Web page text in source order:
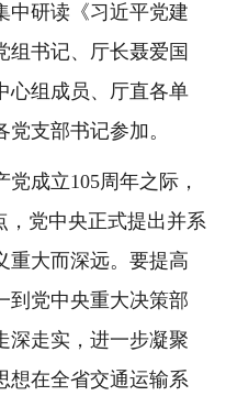
中研读《习近平党建
组书记、厅长聂爱国
心组成员、厅直各单
支部书记参加。
成立105周年之际，
，党中央正式提出并系
重大而深远。要提高
到党中央重大决策部
深走实，进一步凝聚
想在全省交通运输系